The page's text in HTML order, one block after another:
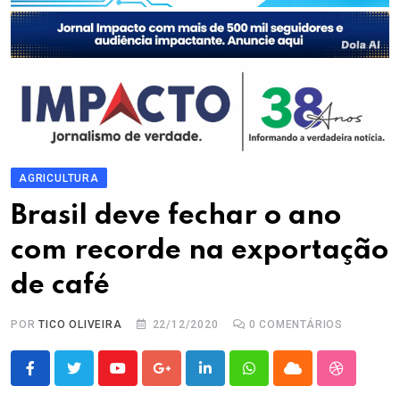
AGRICULTURA
Brasil deve fechar o ano
com recorde na exportação
de café
PORTICO OLIVEIRA 22/12/2020 0 COMENTÁRIOS
YoutubeGoogle+LinkedInWhatsappCloud